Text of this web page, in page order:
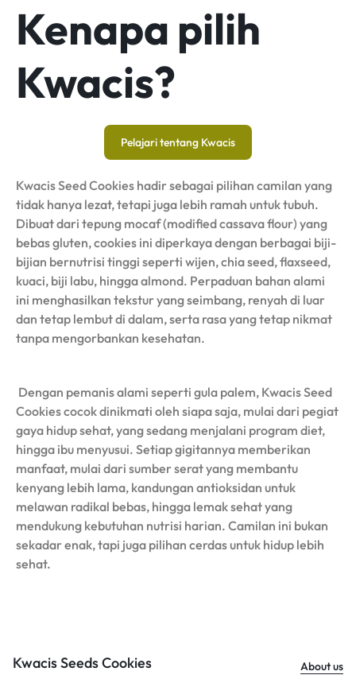
Kenapa pilih
Kwacis?
Pelajari tentang Kwacis
Kwacis Seed Cookies hadir sebagai pilihan camilan yang
tidak hanya lezat, tetapi juga lebih ramah untuk tubuh.
Dibuat dari tepung mocaf (modified cassava flour) yang
bebas gluten, cookies ini diperkaya dengan berbagai biji-
bijian bernutrisi tinggi seperti wijen, chia seed, flaxseed,
kuaci, biji labu, hingga almond. Perpaduan bahan alami
ini menghasilkan tekstur yang seimbang, renyah di luar
dan tetap lembut di dalam, serta rasa yang tetap nikmat
tanpa mengorbankan kesehatan.
Dengan pemanis alami seperti gula palem, Kwacis Seed
Cookies cocok dinikmati oleh siapa saja, mulai dari pegiat
gaya hidup sehat, yang sedang menjalani program diet,
hingga ibu menyusui. Setiap gigitannya memberikan
manfaat, mulai dari sumber serat yang membantu
kenyang lebih lama, kandungan antioksidan untuk
melawan radikal bebas, hingga lemak sehat yang
mendukung kebutuhan nutrisi harian. Camilan ini bukan
sekadar enak, tapi juga pilihan cerdas untuk hidup lebih
sehat.
Kwacis Seeds Cookies
About us